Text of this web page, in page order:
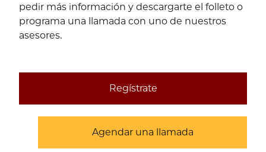
pedir más información y descargarte el folleto o
programa una llamada con uno de nuestros
asesores.
Regístrate
Agendar una llamada